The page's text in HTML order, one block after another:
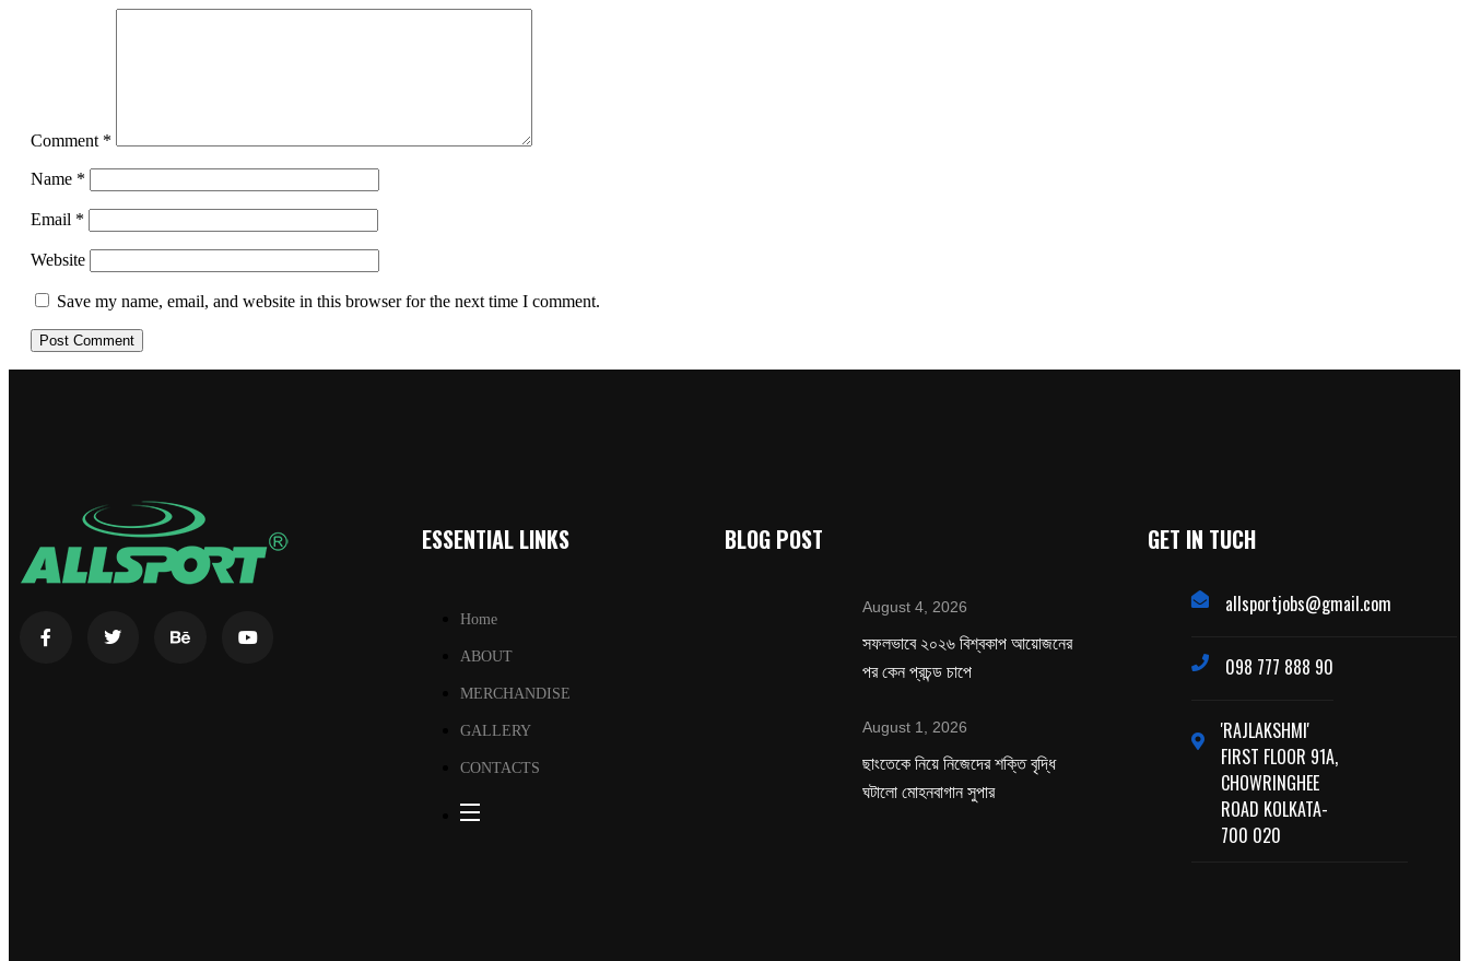
Comment *
Name *
Email *
Website
Save my name, email, and website in this browser for the next time I comment.
ESSENTIAL LINKS
Home
ABOUT
MERCHANDISE
GALLERY
CONTACTS
BLOG POST
August 4, 2026
সফলভাবে ২০২৬ বিশ্বকাপ আয়োজনের
পর কেন প্রচন্ড চাপে
August 1, 2026
ছাংতেকে নিয়ে নিজেদের শক্তি বৃদ্ধি
ঘটালো মোহনবাগান সুপার
GET IN TUCH
allsportjobs@gmail.com
098 777 888 90
'RAJLAKSHMI'
FIRST FLOOR 91A,
CHOWRINGHEE
ROAD KOLKATA-
700 020